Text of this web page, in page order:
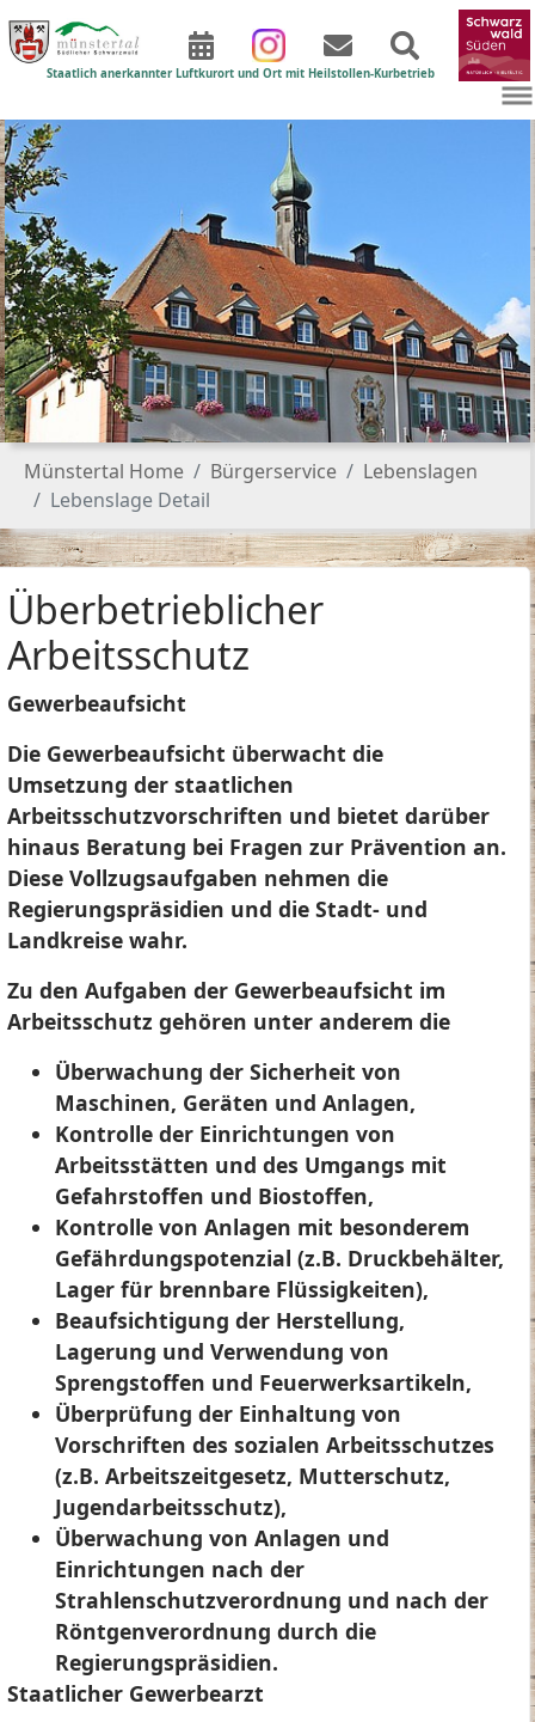
Staatlich anerkannter Luftkurort und Ort mit Heilstollen-Kurbetrieb
Sie sind hier:
Münstertal Home Bürgerservice
Lebenslagen
Lebenslage Detail
Überbetrieblicher
Arbeitsschutz
Gewerbeaufsicht
Die Gewerbeaufsicht überwacht die
Umsetzung der staatlichen
Arbeitsschutzvorschriften und bietet darüber
hinaus Beratung bei Fragen zur Prävention an.
Diese Vollzugsaufgaben nehmen die
Regierungspräsidien und die Stadt- und
Landkreise wahr.
Zu den Aufgaben der Gewerbeaufsicht im
Arbeitsschutz gehören unter anderem die
Überwachung der Sicherheit von
Maschinen, Geräten und Anlagen,
Kontrolle der Einrichtungen von
Arbeitsstätten und des Umgangs mit
Gefahrstoffen und Biostoffen,
Kontrolle von Anlagen mit besonderem
Gefährdungspotenzial (z.B. Druckbehälter,
Lager für brennbare Flüssigkeiten),
Beaufsichtigung der Herstellung,
Lagerung und Verwendung von
Sprengstoffen und Feuerwerksartikeln,
Überprüfung der Einhaltung von
Vorschriften des sozialen Arbeitsschutzes
(z.B. Arbeitszeitgesetz, Mutterschutz,
Jugendarbeitsschutz),
Überwachung von Anlagen und
Einrichtungen nach der
Strahlenschutzverordnung und nach der
Röntgenverordnung durch die
Regierungspräsidien.
Staatlicher Gewerbearzt